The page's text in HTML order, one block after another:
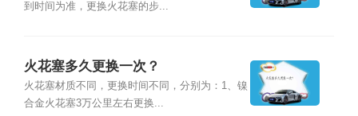
到时间为准，更换火花塞的步...
火花塞多久更换一次？
火花塞材质不同，更换时间不同，分别为：1、镍
合金火花塞3万公里左右更换...